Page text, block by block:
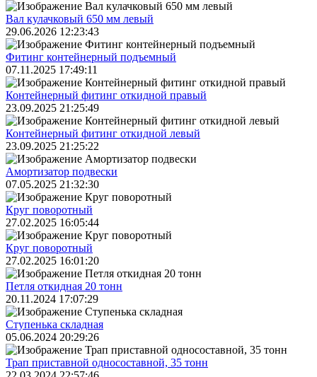
Вал кулачковый 650 мм левый
29.06.2026 12:23:43
Фитинг контейнерный подъемный
07.11.2025 17:49:11
Контейнерный фитинг откидной правый
23.09.2025 21:25:49
Контейнерный фитинг откидной левый
23.09.2025 21:25:22
Амортизатор подвески
07.05.2025 21:32:30
Круг поворотный
27.02.2025 16:05:44
Круг поворотный
27.02.2025 16:01:20
Петля откидная 20 тонн
20.11.2024 17:07:29
Ступенька складная
05.06.2024 20:29:26
Трап приставной односоставной, 35 тонн